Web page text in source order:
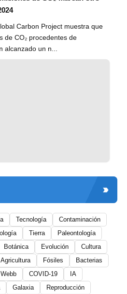
Carbon Project muestra que
de CO₂ procedentes de
alcanzado un n...
Tecnología
Contaminación
Tierra
Paleontología
Botánica Evolución
Cultura
Agricultura Fósiles
Bacterias
COVID-19
IA
Galaxia
Reproducción